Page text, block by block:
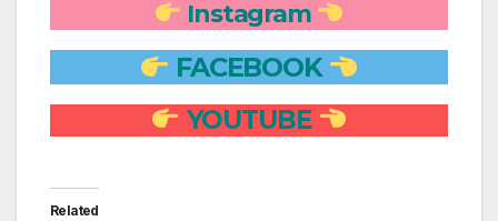
Instagram
FACEBOOK
YOUTUBE
Related